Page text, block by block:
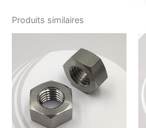
Produits similaires